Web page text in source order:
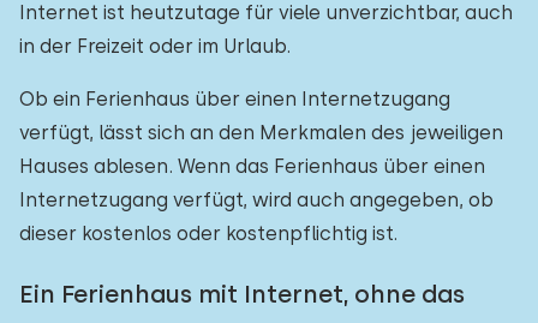
Internet ist heutzutage für viele unverzichtbar, auch
in der Freizeit oder im Urlaub.
Ob ein Ferienhaus über einen Internetzugang
verfügt, lässt sich an den Merkmalen des jeweiligen
Hauses ablesen. Wenn das Ferienhaus über einen
Internetzugang verfügt, wird auch angegeben, ob
dieser kostenlos oder kostenpflichtig ist.
Ein Ferienhaus mit Internet, ohne das